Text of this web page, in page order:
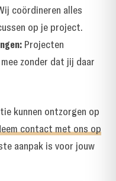
coördineren alles
op je project.
Projecten
zonder dat jij daar
kunnen ontzorgen op
contact met ons op
aanpak is voor jouw